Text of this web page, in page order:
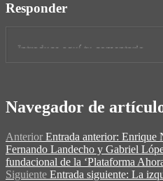
Responder
Navegador de
Anterior Entrada anterior: Enrique
Fernando Landecho y Gabriel
fundacional de la ‘Plataforma
Siguiente Entrada siguiente: La